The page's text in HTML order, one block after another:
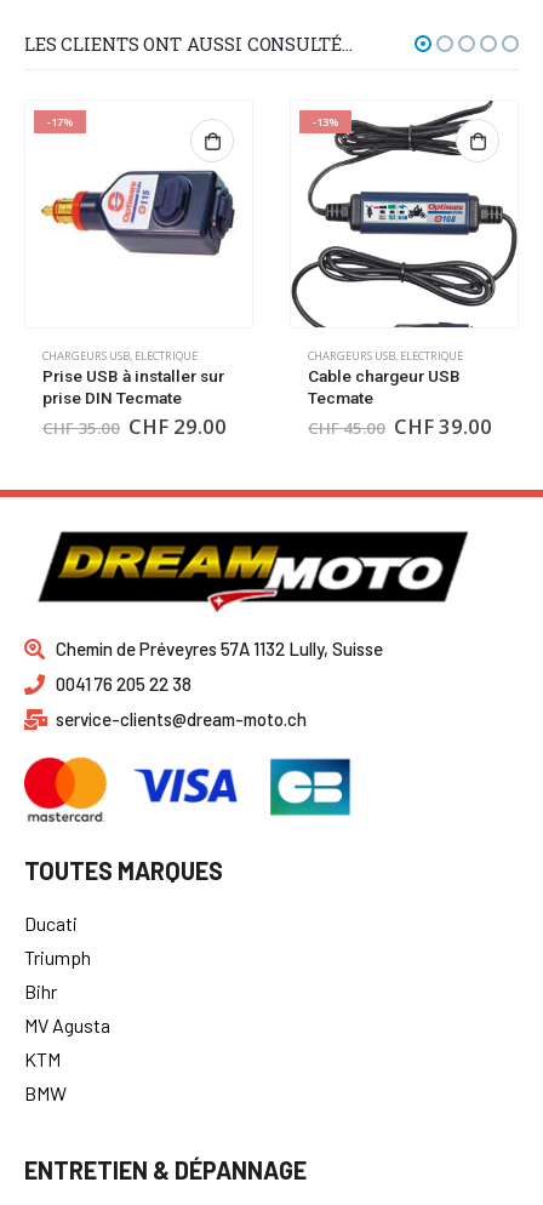
LES CLIENTS ONT AUSSI CONSULTÉ…
-17%
CHARGEURS USB, ELECTRIQUE
Prise USB à installer sur
prise DIN Tecmate
CHF35.00 CHF29.00
-13%
CHARGEURS USB, ELECTRIQUE
Cable chargeur USB
Tecmate
CHF45.00 CHF39.00
Chemin de Préveyres 57A 1132 Lully, Suisse
0041 76 205 22 38
service-clients@dream-moto.ch
TOUTES MARQUES
Ducati
Triumph
Bihr
MV Agusta
KTM
BMW
ENTRETIEN & DÉPANNAGE